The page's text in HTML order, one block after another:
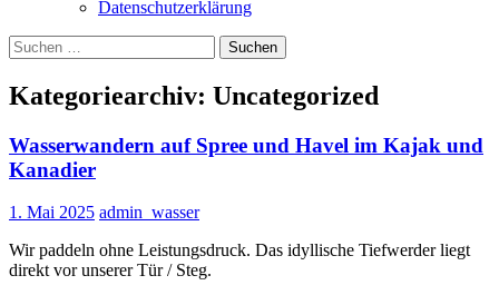
Datenschutz­erklärung
Suchen
nach:
Kategoriearchiv: Uncategorized
Wasserwandern auf Spree und Havel im Kajak und
Kanadier
1. Mai 2025 admin_wasser
Wir paddeln ohne Leistungsdruck. Das idyllische Tiefwerder liegt
direkt vor unserer Tür / Steg.